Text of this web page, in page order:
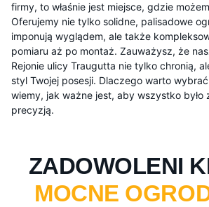
firmy, to właśnie jest miejsce, gdzie
Oferujemy nie tylko solidne, palisadowe
imponują wyglądem, ale także
pomiaru aż po montaż. Zauważysz, że
Rejonie ulicy Traugutta nie tylko chronią,
styl Twojej posesji. Dlaczego warto
wiemy, jak ważne jest, aby wszystko było
precyzją.
ZADOWOLENI
MOCNE